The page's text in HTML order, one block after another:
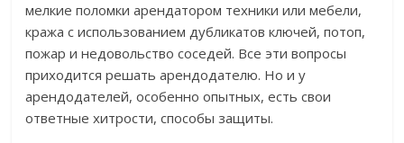
мелкие поломки арендатором техники или мебели,
кража с использованием дубликатов ключей, потоп,
пожар и недовольство соседей. Все эти вопросы
приходится решать арендодателю. Но и у
арендодателей, особенно опытных, есть свои
ответные хитрости, способы защиты.